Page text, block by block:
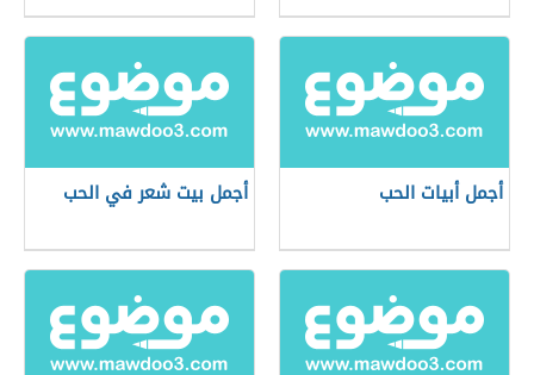
أجمل أبيات الحب أجمل بيت شعر في الحب